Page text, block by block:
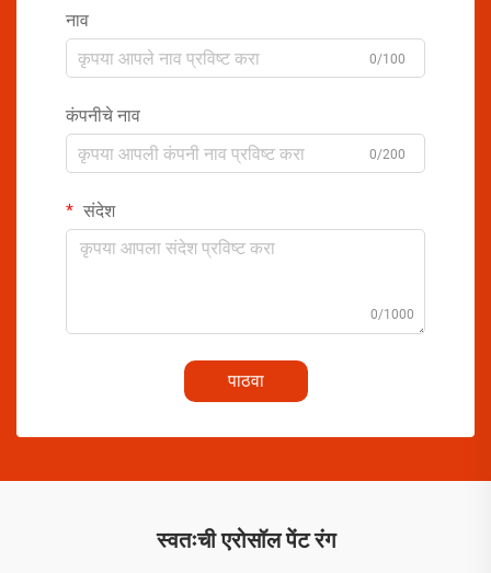
नाव
0/100
कंपनीचे नाव
0/200
संदेश
0/1000
पाठवा
स्वतःची एरोसॉल पेंट रंग